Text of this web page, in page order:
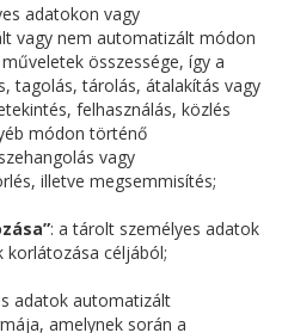
adatokon vagy
vagy nem automatizált módon
összessége, így a
tagolás, tárolás, átalakítás vagy
felhasználás, közlés
módon történő
vagy
illetve megsemmisítés;
: a tárolt személyes adatok
korlátozása céljából;
adatok automatizált
amelynek során a